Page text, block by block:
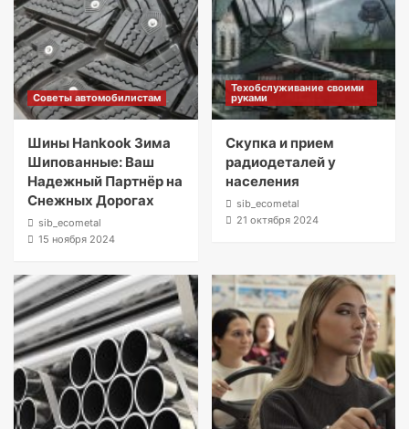
Советы автомобилистам
Шины Hankook Зима
Шипованные: Ваш
Надежный Партнёр на
Снежных Дорогах
sib_ecometal
15 ноября 2024
Техобслуживание своими
руками
Скупка и прием
радиодеталей у
населения
sib_ecometal
21 октября 2024